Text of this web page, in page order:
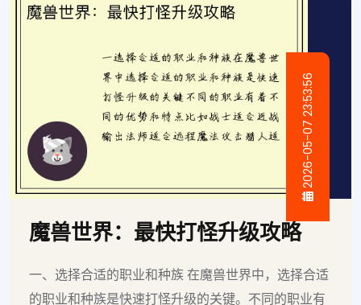
2026-05-07 23:53:56
魔兽世界：最快打怪升级攻略
一、选择合适的职业和种族 在魔兽世界中，选择合适
的职业和种族是快速打怪升级的关键。不同的职业有